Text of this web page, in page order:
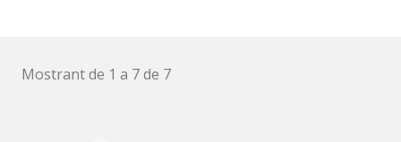
Mostrant de 1 a 7 de 7